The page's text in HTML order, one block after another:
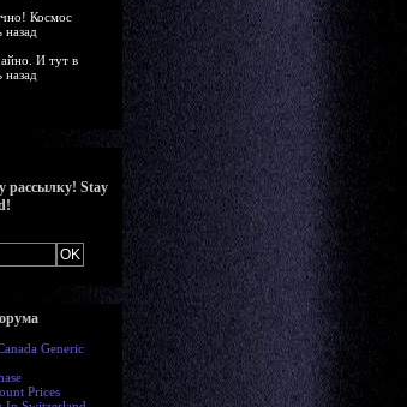
Космос
назад
И тут в
назад
рассылку! Stay
Generic
Prices